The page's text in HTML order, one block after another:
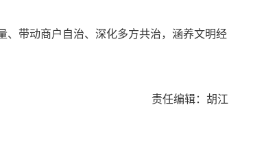
、带动商户自治、深化多方共治，涵养文明经
责任编辑：胡江